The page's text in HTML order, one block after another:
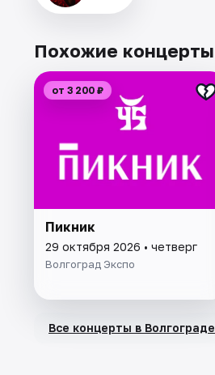
Похожие концерты
от 3 200 ₽
Пикник
29 октября 2026 • четверг
Волгоград Экспо
Все концерты в Волгограде